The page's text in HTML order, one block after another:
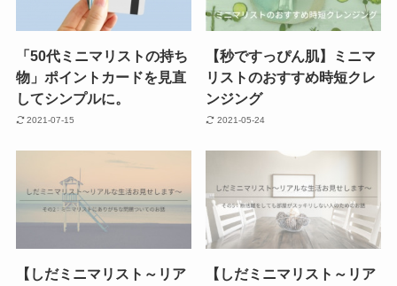
「50代ミニマリストの持ち
物」ポイントカードを見直
してシンプルに。
2021-07-15
【秒ですっぴん肌】ミニマ
リストのおすすめ時短クレ
ンジング
2021-05-24
【しだミニマリスト～リア
【しだミニマリスト～リア